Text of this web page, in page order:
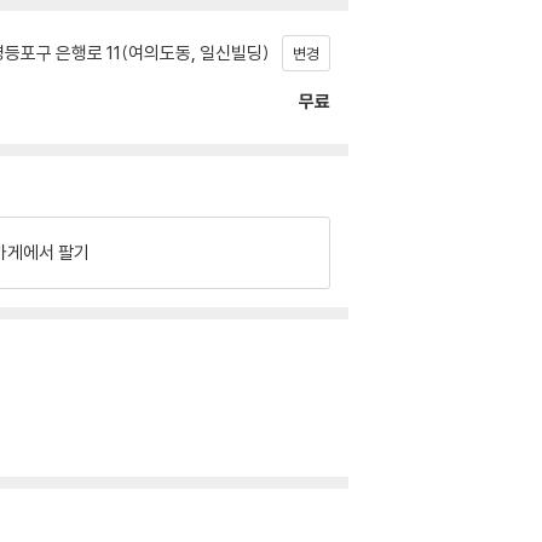
포구 은행로 11(여의도동, 일신빌딩) 변경
무료
게에서 팔기